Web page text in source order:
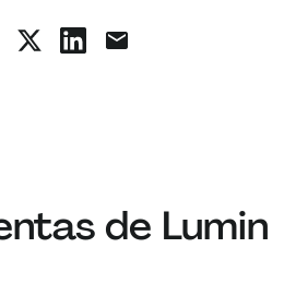
de Lumin